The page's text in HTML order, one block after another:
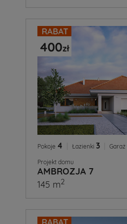
Pokoje 4 Łazienki 3 Garaż
Projekt domu
AMBROZJA 7
145 m2